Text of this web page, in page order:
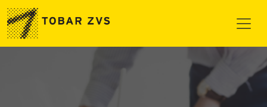
Skip to main content